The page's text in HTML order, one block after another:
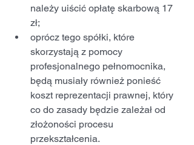
należy uiścić opłatę skarbową 17
zł;
oprócz tego spółki, które
skorzystają z pomocy
profesjonalnego pełnomocnika,
będą musiały również ponieść
koszt reprezentacji prawnej, który
co do zasady będzie zależał od
złożoności procesu
przekształcenia.